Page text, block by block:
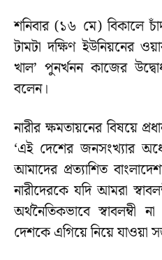
শনিবার (১৬ মে) বিকালে
টামটা দক্ষিণ ইউনিয়নের
খাল’ পুনর্খনন কাজের
বলেন।
নারীর ক্ষমতায়নের বিষয়ে
‘এই দেশের জনসংখ্যার
আমাদের প্রত্যাশিত
নারীদেরকে যদি আমরা
অর্থনৈতিকভাবে
দেশকে এগিয়ে নিয়ে যাওয়া